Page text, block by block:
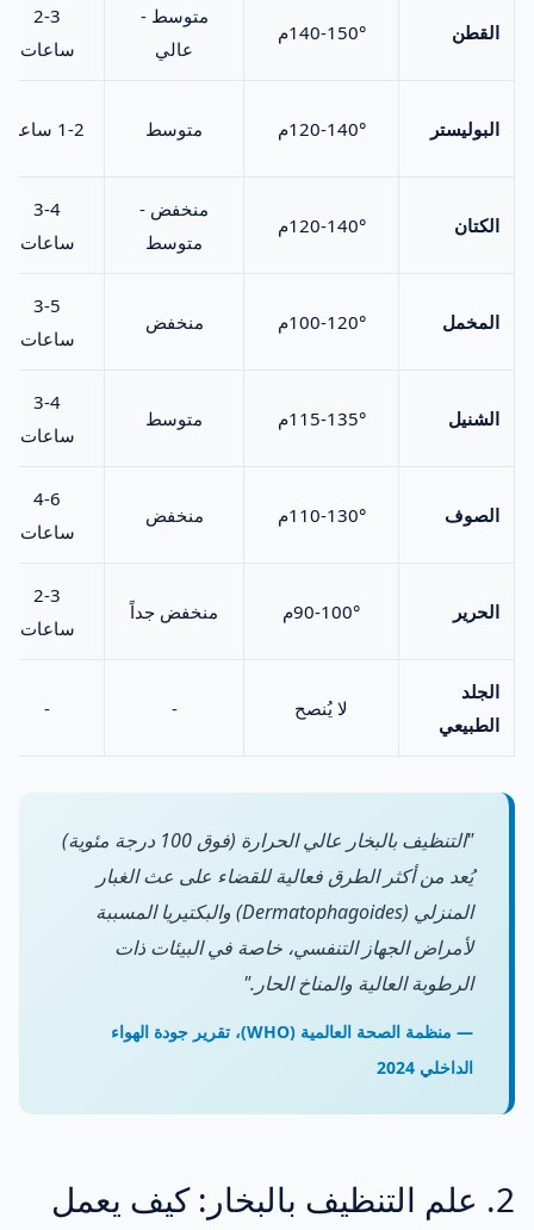
القطن 140-150°م
متوسط -
عالي
2-3
ساعات
البوليستر 120-140°م متوسط 1-2 ساعة
الكتان 120-140°م
منخفض -
متوسط
3-4
ساعات
المخمل 100-120°م منخفض
3-5
ساعات
الشنيل 115-135°م متوسط
3-4
ساعات
الصوف 110-130°م منخفض
4-6
ساعات
الحرير 90-100°م منخفض جداً
2-3
ساعات
الجلد
الطبيعي
لا يُنصح -
-
"التنظيف بالبخار عالي الحرارة (فوق 100 درجة مئوية)
يُعد من أكثر الطرق فعالية للقضاء على عث الغبار
المنزلي (Dermatophagoides) والبكتيريا المسببة
لأمراض الجهاز التنفسي، خاصة في البيئات ذات
الرطوبة العالية والمناخ الحار."
— منظمة الصحة العالمية (WHO)، تقرير جودة الهواء
الداخلي 2024
2. علم التنظيف بالبخار: كيف يعمل